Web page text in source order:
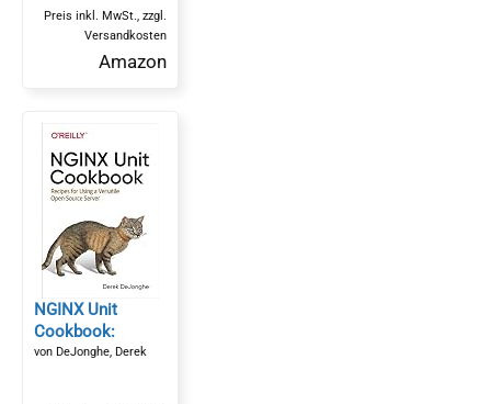
Analytics,*
Preis inkl. MwSt., zzgl.
Versandkosten
Amazon
NGINX Unit
Cookbook:
Recipes for Using
von DeJonghe, Derek